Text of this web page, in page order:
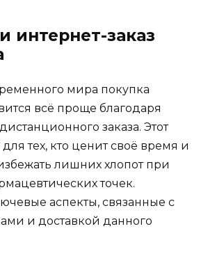
интернет-заказ
мира покупка
всё проще благодаря
заказа. Этот
тех, кто ценит своё время и
лишних хлопот при
точек.
аспекты, связанные с
и доставкой данного